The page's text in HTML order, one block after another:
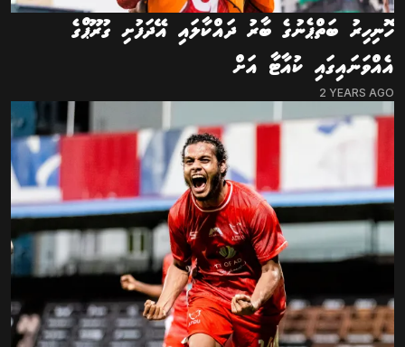
ހޮނިހިރު ބަތްޕެނުގެ ބާރު ދައްކާލައި އޭދަފުށި ގުރޫޕްގެ
އެއްވަނައިގައި ކުއާޓާ އަށް
2 YEARS AGO